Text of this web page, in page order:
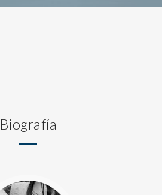
Biografía